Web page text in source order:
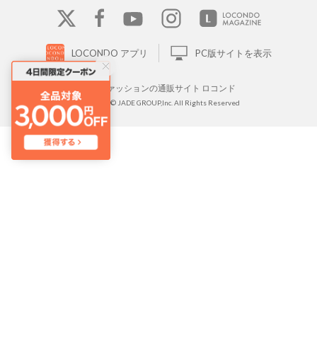
LOCONDO アプリ PC版サイトを表示
靴とファッションの通販サイト ロコンド
Copyright © JADE GROUP,Inc. All Rights Reserved